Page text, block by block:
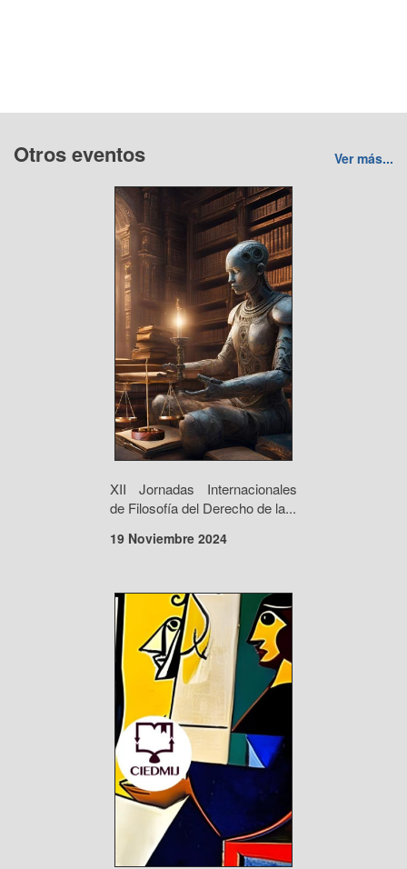
Otros eventos Ver más...
XII Jornadas Internacionales
de Filosofía del Derecho de la...
19 Noviembre 2024